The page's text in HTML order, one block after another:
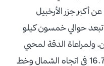
أكبر جزر الأرخبيل
حوالي خمسون كيلو
ولمراعاة الدقة لمحبي
الجغرافيا فهي تقع عند خط عرض 16.7 في اتجاه الشمال وخط